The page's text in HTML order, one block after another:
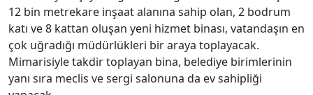
arkadaşlarımız için daha konforlu ve güvenli bir çalışma
ortamı oluştururken, komşularımıza da daha hızlı ve
daha nitelikli hizmet sağlayacağız. En kısa sürede
açılışını gerçekleştirmeyi planladığımız yeni hizmet
binamız İzmir’imize ve Konak’ımıza çok yakışacak.”